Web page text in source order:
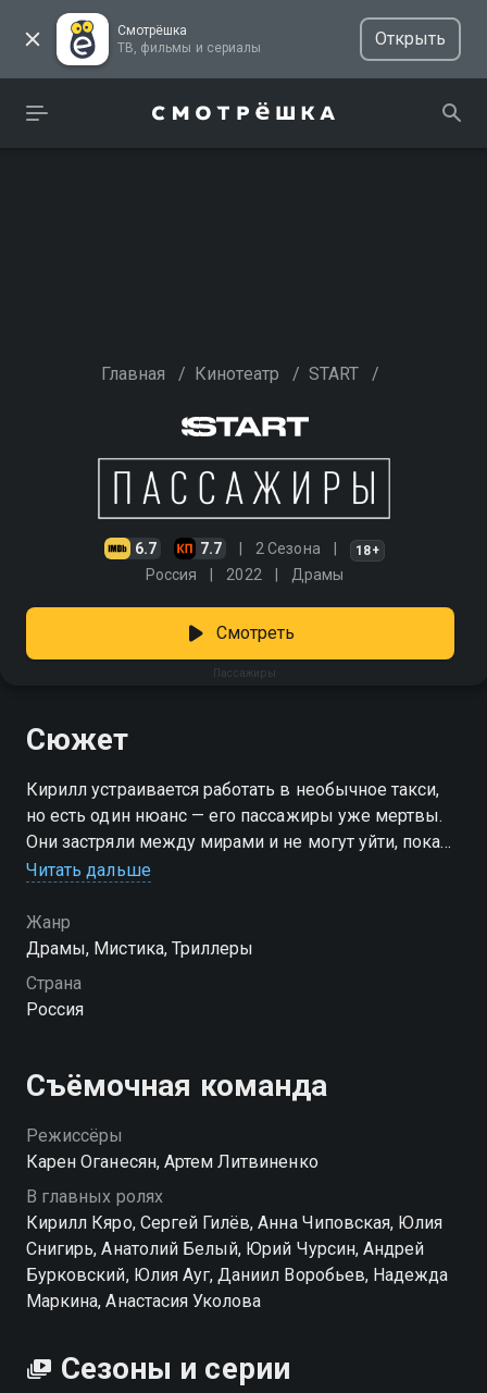
Смотрёшка
ТВ, фильмы и сериалы
Открыть
Главная / Кинотеатр / START /
6.7 7.7 2 Сезона 18+
Россия 2022 Драмы
Пассажиры
Смотреть
Сюжет
Кирилл устраивается работать в необычное такси,
но есть один нюанс — его пассажиры уже мертвы.
Они застряли между мирами и не могут уйти, пока
не разберутся со своим прошлым. Кирилл вместе с
душам найти покой. Но чем дольше он выполняет
свою миссию, тем сильнее понимает: возможно,
ему самому тоже пора разобраться с тем, что его
держит на этом свете. «Пассажиры» — смотрите
Читать дальше
Жанр
Драмы, Мистика, Триллеры
Страна
Россия
Съёмочная команда
Режиссёры
Карен Оганесян, Артем Литвиненко
В главных ролях
Кирилл Кяро, Сергей Гилёв, Анна Чиповская, Юлия
Снигирь, Анатолий Белый, Юрий Чурсин, Андрей
Бурковский, Юлия Ауг, Даниил Воробьев, Надежда
Маркина, Анастасия Уколова
Сезоны и серии